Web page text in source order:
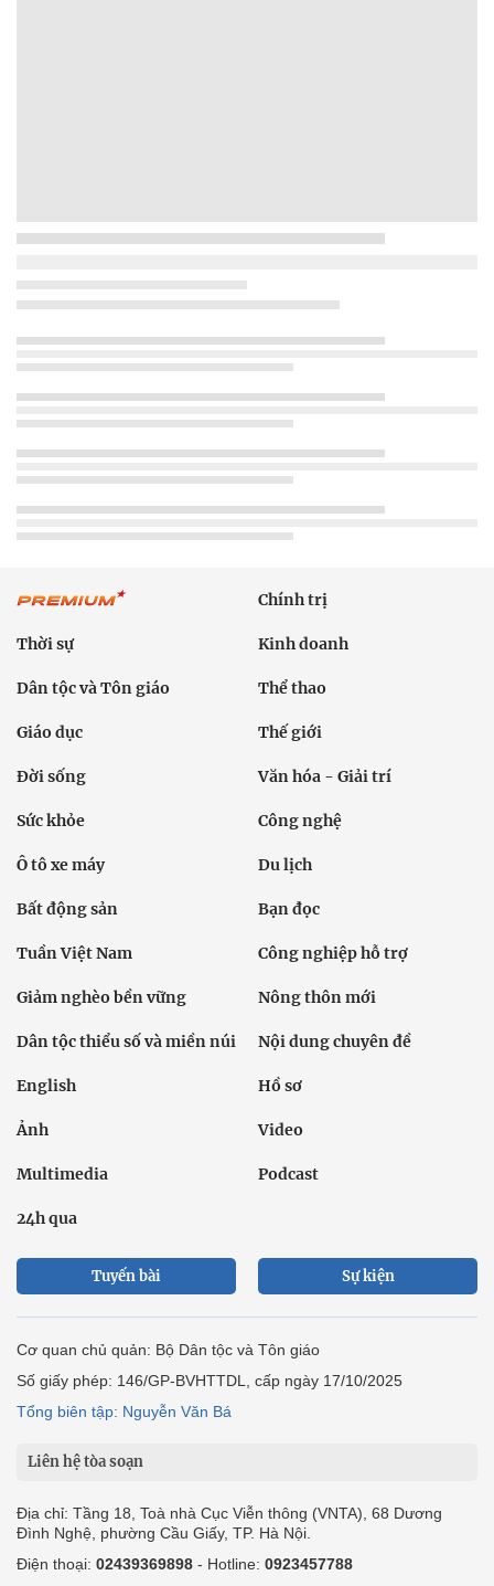
Chính trị
Thời sự Kinh doanh
Dân tộc và Tôn giáo Thể thao
Giáo dục Thế giới
Đời sống Văn hóa - Giải trí
Sức khỏe Công nghệ
Ô tô xe máy Du lịch
Bất động sản Bạn đọc
Tuần Việt Nam Công nghiệp hỗ trợ
Giảm nghèo bền vững Nông thôn mới
Dân tộc thiểu số và miền núi Nội dung chuyên đề
English Hồ sơ
Ảnh Video
Multimedia Podcast
24h qua
Tuyến bài Sự kiện
Cơ quan chủ quản: Bộ Dân tộc và Tôn giáo
Số giấy phép: 146/GP-BVHTTDL, cấp ngày 17/10/2025
Tổng biên tập: Nguyễn Văn Bá
Liên hệ tòa soạn
Địa chỉ: Tầng 18, Toà nhà Cục Viễn thông (VNTA), 68 Dương
Đình Nghệ, phường Cầu Giấy, TP. Hà Nội.
Điện thoại: 02439369898 - Hotline: 0923457788